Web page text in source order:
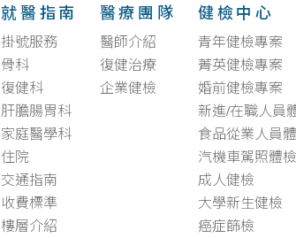
就醫指南
掛號服務
骨科
復健科
肝膽腸胃科
家庭醫學科
住院
交通指南
收費標準
樓層介紹
醫療團隊
醫師介紹
復健治療
企業健檢
健檢中心
青年健檢專案
菁英健檢專案
婚前健檢專案
新進/在職人員
食品從業人員
汽機車駕照體檢
成人健檢
大學新生健檢
癌症篩檢